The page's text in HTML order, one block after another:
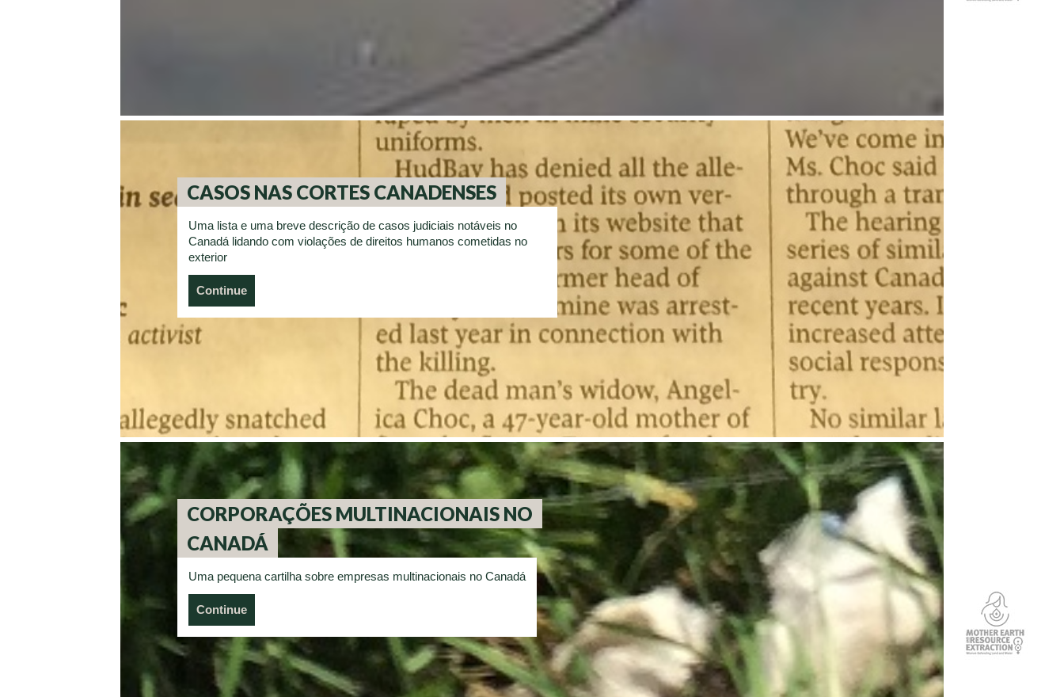
CASOS NAS CORTES CANADENSES
Uma lista e uma breve descrição de casos judiciais notáveis ​​no
Canadá lidando com violações de direitos humanos cometidas no
exterior
Continue
CORPORAÇÕES MULTINACIONAIS NO
CANADÁ
Uma pequena cartilha sobre empresas multinacionais no Canadá
Continue